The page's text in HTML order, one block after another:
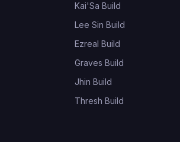
Kai'Sa Build
Lee Sin Build
Ezreal Build
Graves Build
Jhin Build
Thresh Build